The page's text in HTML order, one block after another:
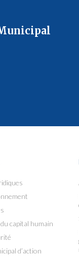
capital humain
d’action